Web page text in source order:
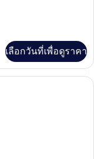
เลือกวันที่เพื่อดูราคา
1 ห้องนอน, เครื่องนอนระ